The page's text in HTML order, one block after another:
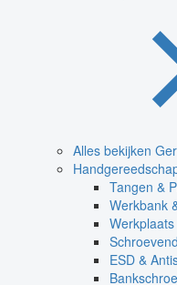
Alles bekijken
Tangen &
Werkbank
ESD &